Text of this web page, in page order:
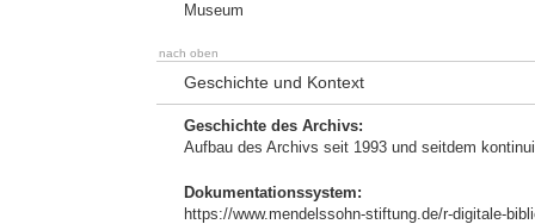
Museum
nach oben
Geschichte und Kontext
Geschichte des Archivs:
Aufbau des Archivs seit 1993 und seitdem
Dokumentationssystem:
https://www.mendelssohn-stiftung.de/r-digitale-